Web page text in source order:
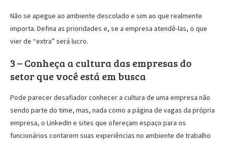
Não se apegue ao ambiente descolado e sim ao que realmente
importa. Defina as prioridades e, se a empresa atendê-las, o que
vier de “extra” será lucro.
3 – Conheça a cultura das empresas do
setor que você está em busca
Pode parecer desafiador conhecer a cultura de uma empresa não
sendo parte do time, mas, nada como a página de vagas da própria
empresa, o LinkedIn e sites que ofereçam espaço para os
funcionários contarem suas experiências no ambiente de trabalho